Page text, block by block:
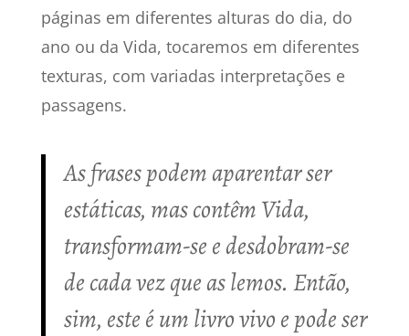
páginas em diferentes alturas do dia, do
ano ou da Vida, tocaremos em diferentes
texturas, com variadas interpretações e
passagens.
As frases podem aparentar ser
estáticas, mas contêm Vida,
transformam-se e desdobram-se
de cada vez que as lemos. Então,
sim, este é um livro vivo e pode ser